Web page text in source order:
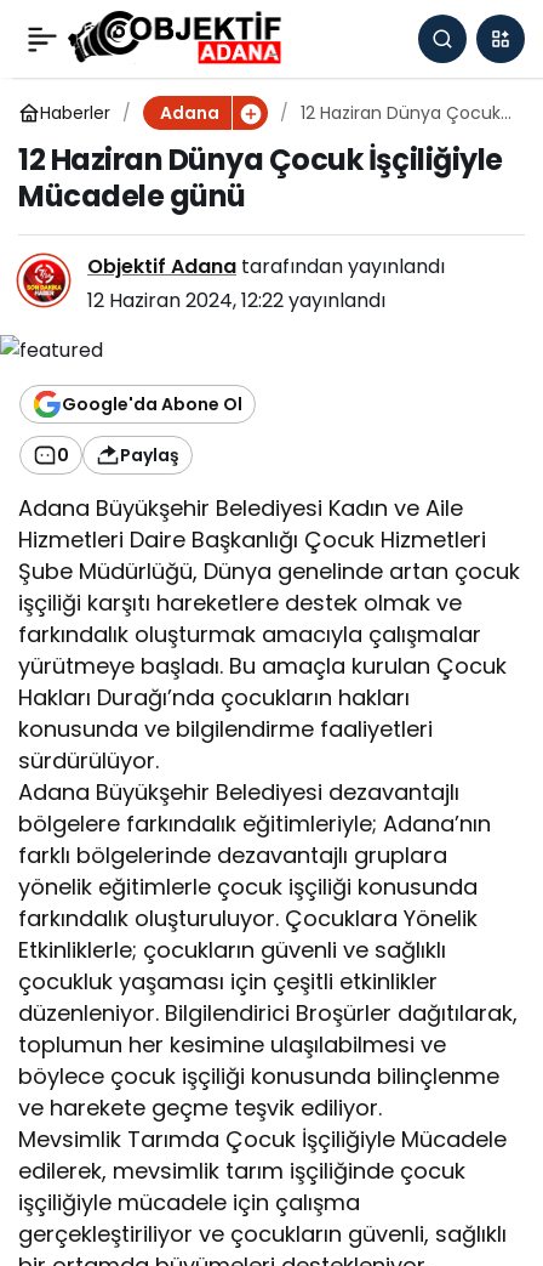
Haberler Adana
12 Haziran Dünya Çocuk
İşçiliğiyle Mücadele günü
12 Haziran Dünya Çocuk İşçiliğiyle
Mücadele günü
Objektif Adana tarafından yayınlandı
12 Haziran 2024, 12:22yayınlandı
Google'da Abone Ol
0 Paylaş
Adana Büyükşehir Belediyesi Kadın ve Aile
Hizmetleri Daire Başkanlığı Çocuk Hizmetleri
Şube Müdürlüğü, Dünya genelinde artan çocuk
işçiliği karşıtı hareketlere destek olmak ve
farkındalık oluşturmak amacıyla çalışmalar
yürütmeye başladı. Bu amaçla kurulan Çocuk
Hakları Durağı’nda çocukların hakları
konusunda ve bilgilendirme faaliyetleri
sürdürülüyor.
Adana Büyükşehir Belediyesi dezavantajlı
bölgelere farkındalık eğitimleriyle; Adana’nın
farklı bölgelerinde dezavantajlı gruplara
yönelik eğitimlerle çocuk işçiliği konusunda
farkındalık oluşturuluyor. Çocuklara Yönelik
Etkinliklerle; çocukların güvenli ve sağlıklı
çocukluk yaşaması için çeşitli etkinlikler
düzenleniyor. Bilgilendirici Broşürler dağıtılarak,
toplumun her kesimine ulaşılabilmesi ve
böylece çocuk işçiliği konusunda bilinçlenme
ve harekete geçme teşvik ediliyor.
Mevsimlik Tarımda Çocuk İşçiliğiyle Mücadele
edilerek, mevsimlik tarım işçiliğinde çocuk
işçiliğiyle mücadele için çalışma
gerçekleştiriliyor ve çocukların güvenli, sağlıklı
12 Haziran Dünya
Çocuk İşçiliğiyle
Mücadele günü